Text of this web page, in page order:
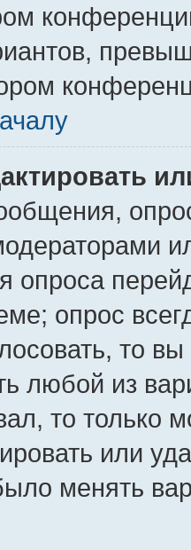
опроса
опрос
то
любой из
то только
или
менять